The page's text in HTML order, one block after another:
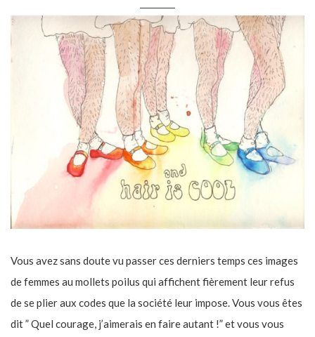
Vous avez sans doute vu passer ces derniers temps ces images
de femmes au mollets poilus qui affichent fièrement leur refus
de se plier aux codes que la société leur impose. Vous vous êtes
dit ” Quel courage, j’aimerais en faire autant !” et vous vous